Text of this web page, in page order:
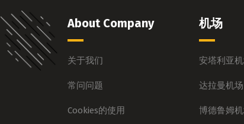
About Company
关于我们
常问问题
Cookies的使用
机场
安塔利亚机
达拉曼机场
博德鲁姆机